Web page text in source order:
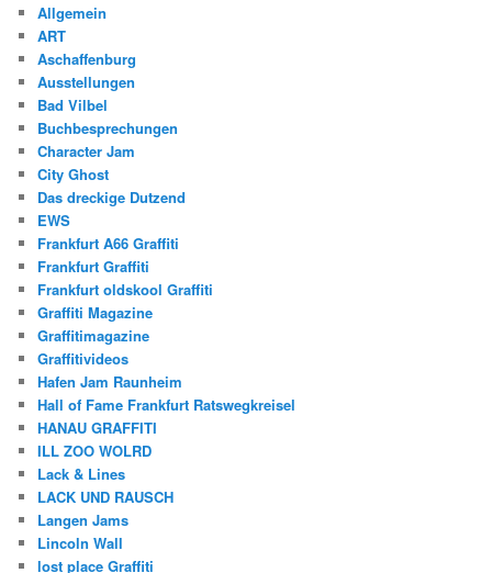
Allgemein
ART
Aschaffenburg
Ausstellungen
Bad Vilbel
Buchbesprechungen
Character Jam
City Ghost
Das dreckige Dutzend
EWS
Frankfurt A66 Graffiti
Frankfurt Graffiti
Frankfurt oldskool Graffiti
Graffiti Magazine
Graffitimagazine
Graffitivideos
Hafen Jam Raunheim
Hall of Fame Frankfurt Ratswegkreisel
HANAU GRAFFITI
ILL ZOO WOLRD
Lack & Lines
LACK UND RAUSCH
Langen Jams
Lincoln Wall
lost place Graffiti